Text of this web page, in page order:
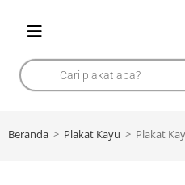
Beranda > Plakat Kayu > Plakat